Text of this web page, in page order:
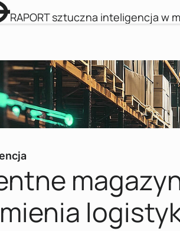
RAPORT sztuczna inteligencja w